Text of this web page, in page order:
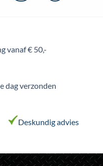
worden
vanaf € 50,-
dag verzonden
Deskundig advies